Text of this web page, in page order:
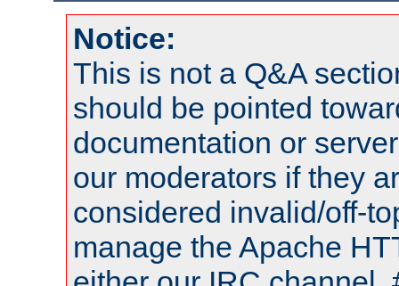
Notice:
This is not a Q&A
should be pointed
documentation or
our moderators if they
considered invalid/off-
manage the Apache